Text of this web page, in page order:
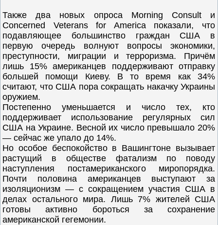
Также два новых опроса Morning Consult и
Concerned Veterans for America показали, что
подавляющее большинство граждан США в
первую очередь волнуют вопросы экономики,
преступности, миграции и терроризма. Причём
лишь 15% американцев поддерживают отправку
большей помощи Киеву. В то время как 34%
считают, что США пора сокращать накачку Украины
оружием.
Постепенно уменьшается и число тех, кто
поддерживает использование регулярных сил
США на Украине. Весной их число превышало 20%
— сейчас же упало до 14%.
Но особое беспокойство в Вашингтоне вызывает
растущий в обществе фатализм по поводу
наступления постамериканского миропорядка.
Почти половина американцев выступают за
изоляционизм — с сокращением участия США в
делах остального мира. Лишь 7% жителей США
готовы активно бороться за сохранение
американской гегемонии.